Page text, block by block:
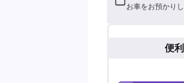
お車をお預かり
便